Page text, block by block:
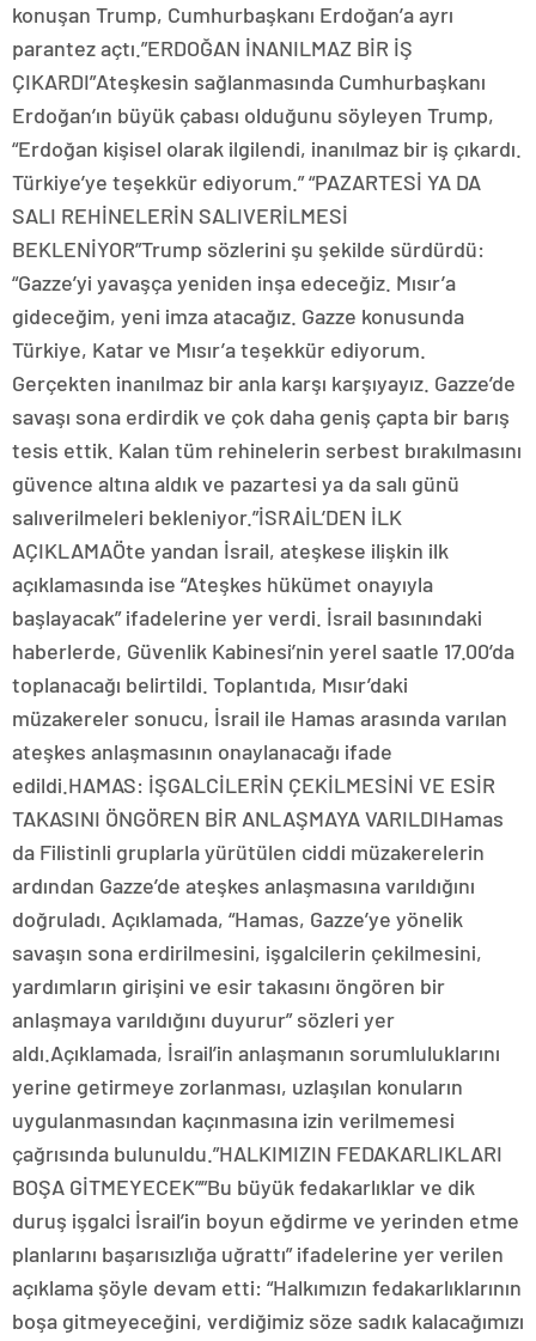
konuşan Trump, Cumhurbaşkanı Erdoğan’a ayrı
parantez açtı.”ERDOĞAN İNANILMAZ BİR İŞ
ÇIKARDI”Ateşkesin sağlanmasında Cumhurbaşkanı
Erdoğan’ın büyük çabası olduğunu söyleyen Trump,
“Erdoğan kişisel olarak ilgilendi, inanılmaz bir iş çıkardı.
Türkiye’ye teşekkür ediyorum.” “PAZARTESİ YA DA
SALI REHİNELERİN SALIVERİLMESİ
BEKLENİYOR”Trump sözlerini şu şekilde sürdürdü:
“Gazze’yi yavaşça yeniden inşa edeceğiz. Mısır’a
gideceğim, yeni imza atacağız. Gazze konusunda
Türkiye, Katar ve Mısır’a teşekkür ediyorum.
Gerçekten inanılmaz bir anla karşı karşıyayız. Gazze’de
savaşı sona erdirdik ve çok daha geniş çapta bir barış
tesis ettik. Kalan tüm rehinelerin serbest bırakılmasını
güvence altına aldık ve pazartesi ya da salı günü
salıverilmeleri bekleniyor.”İSRAİL’DEN İLK
AÇIKLAMAÖte yandan İsrail, ateşkese ilişkin ilk
açıklamasında ise “Ateşkes hükümet onayıyla
başlayacak” ifadelerine yer verdi. İsrail basınındaki
haberlerde, Güvenlik Kabinesi’nin yerel saatle 17.00’da
toplanacağı belirtildi. Toplantıda, Mısır’daki
müzakereler sonucu, İsrail ile Hamas arasında varılan
ateşkes anlaşmasının onaylanacağı ifade
edildi.HAMAS: İŞGALCİLERİN ÇEKİLMESİNİ VE ESİR
TAKASINI ÖNGÖREN BİR ANLAŞMAYA VARILDIHamas
da Filistinli gruplarla yürütülen ciddi müzakerelerin
ardından Gazze’de ateşkes anlaşmasına varıldığını
doğruladı. Açıklamada, “Hamas, Gazze’ye yönelik
savaşın sona erdirilmesini, işgalcilerin çekilmesini,
yardımların girişini ve esir takasını öngören bir
anlaşmaya varıldığını duyurur” sözleri yer
aldı.Açıklamada, İsrail’in anlaşmanın sorumluluklarını
yerine getirmeye zorlanması, uzlaşılan konuların
uygulanmasından kaçınmasına izin verilmemesi
çağrısında bulunuldu.”HALKIMIZIN FEDAKARLIKLARI
BOŞA GİTMEYECEK””Bu büyük fedakarlıklar ve dik
duruş işgalci İsrail’in boyun eğdirme ve yerinden etme
planlarını başarısızlığa uğrattı” ifadelerine yer verilen
açıklama şöyle devam etti: “Halkımızın fedakarlıklarının
boşa gitmeyeceğini, verdiğimiz söze sadık kalacağımızı